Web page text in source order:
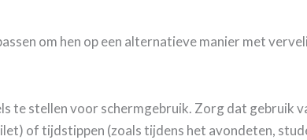
om hen op een alternatieve manier met
te stellen voor schermgebruik. Zorg dat gebruik
of tijdstippen (zoals tijdens het avondeten,